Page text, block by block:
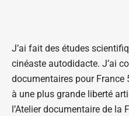
J’ai fait des études
cinéaste autodidacte. J’ai
documentaires pour France
à une plus grande liberté
l’Atelier documentaire de la